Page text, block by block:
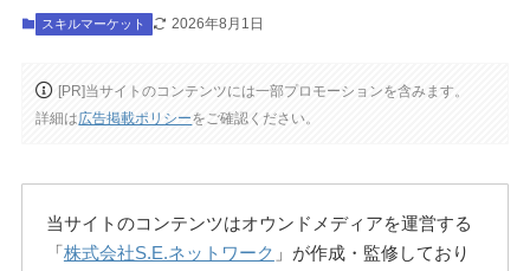
スキルマーケット 2026年8月1日
[PR]当サイトのコンテンツには一部プロモーションを含みます。
詳細は広告掲載ポリシーをご確認ください。
当サイトのコンテンツはオウンドメディアを運営する
「 株式会社S.E.ネットワーク 」が作成・監修しており